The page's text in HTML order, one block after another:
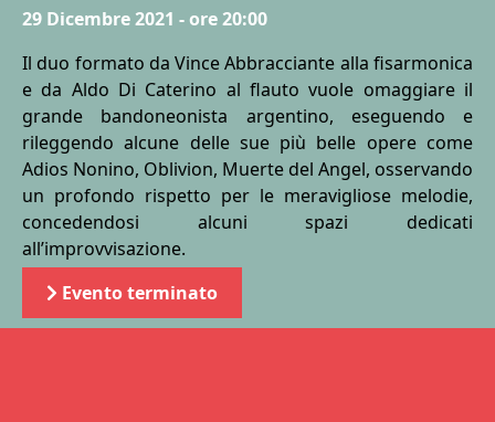
29 Dicembre 2021 - ore 20:00
Il duo formato da Vince Abbracciante alla fisarmonica
e da Aldo Di Caterino al flauto vuole omaggiare il
grande bandoneonista argentino, eseguendo e
rileggendo alcune delle sue più belle opere come
Adios Nonino, Oblivion, Muerte del Angel, osservando
un profondo rispetto per le meravigliose melodie,
concedendosi alcuni spazi dedicati
all’improvvisazione.
Evento terminato